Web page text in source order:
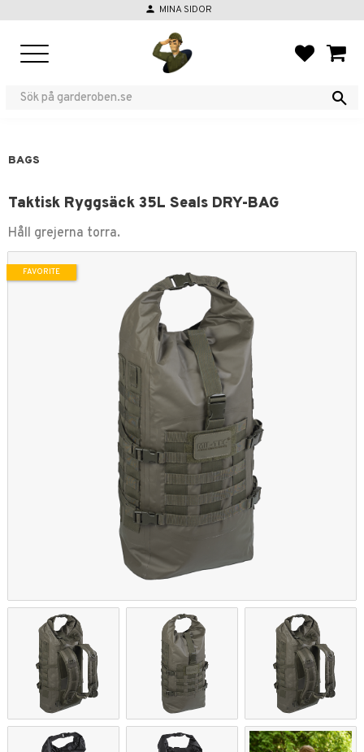
person MINA SIDOR
BAGS
Taktisk Ryggsäck 35L Seals DRY-BAG
Håll grejerna torra.
FAVORITE